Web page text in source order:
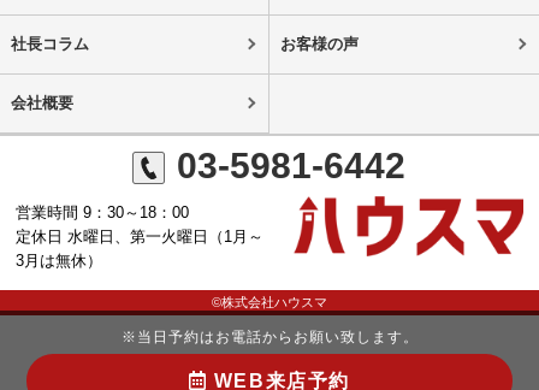
社長コラム お客様の声
会社概要
03-5981-6442
営業時間 9：30～18：00
定休日 水曜日、第一火曜日（1月～
3月は無休）
©株式会社ハウスマ
※当日予約はお電話からお願い致します。
WEB来店予約